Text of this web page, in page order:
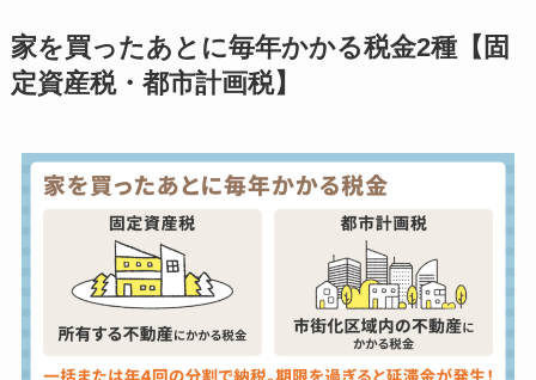
家を買ったあとに毎年かかる税金2種【固
定資産税・都市計画税】